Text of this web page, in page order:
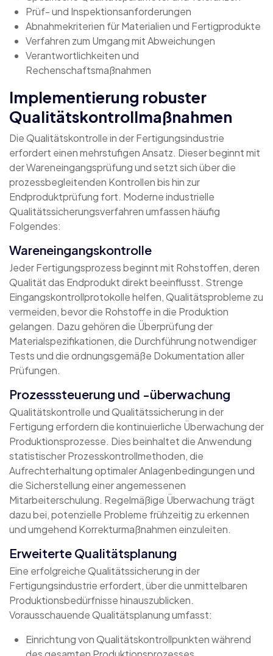
Prüf- und Inspektionsanforderungen
Abnahmekriterien für Materialien und Fertigprodukte
Verfahren zum Umgang mit Abweichungen
Verantwortlichkeiten und
Rechenschaftsmaßnahmen
Implementierung robuster
Qualitätskontrollmaßnahmen
Die Qualitätskontrolle in der Fertigungsindustrie
erfordert einen mehrstufigen Ansatz. Dieser beginnt mit
der Wareneingangsprüfung und setzt sich über die
prozessbegleitenden Kontrollen bis hin zur
Endproduktprüfung fort. Moderne industrielle
Qualitätssicherungsverfahren umfassen häufig
Folgendes:
Wareneingangskontrolle
Jeder Fertigungsprozess beginnt mit Rohstoffen, deren
Qualität das Endprodukt direkt beeinflusst. Strenge
Eingangskontrollprotokolle helfen, Qualitätsprobleme zu
vermeiden, bevor die Rohstoffe in die Produktion
gelangen. Dazu gehören die Überprüfung der
Materialspezifikationen, die Durchführung notwendiger
Tests und die ordnungsgemäße Dokumentation aller
Prüfungen.
Prozesssteuerung und -überwachung
Qualitätskontrolle und Qualitätssicherung in der
Fertigung erfordern die kontinuierliche Überwachung der
Produktionsprozesse. Dies beinhaltet die Anwendung
statistischer Prozesskontrollmethoden, die
Aufrechterhaltung optimaler Anlagenbedingungen und
die Sicherstellung einer angemessenen
Mitarbeiterschulung. Regelmäßige Überwachung trägt
dazu bei, potenzielle Probleme frühzeitig zu erkennen
und umgehend Korrekturmaßnahmen einzuleiten.
Erweiterte Qualitätsplanung
Eine erfolgreiche Qualitätssicherung in der
Fertigungsindustrie erfordert, über die unmittelbaren
Produktionsbedürfnisse hinauszublicken.
Vorausschauende Qualitätsplanung umfasst:
Einrichtung von Qualitätskontrollpunkten während